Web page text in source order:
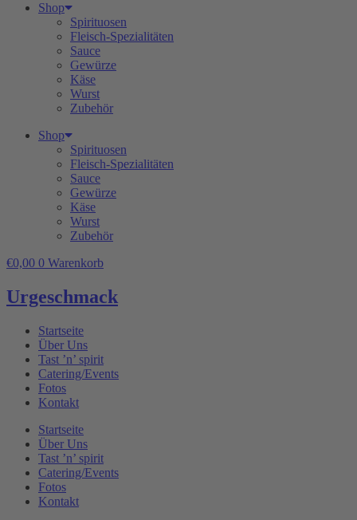
Shop
Spirituosen
Fleisch-Spezialitäten
Sauce
Gewürze
Käse
Wurst
Zubehör
Shop
Spirituosen
Fleisch-Spezialitäten
Sauce
Gewürze
Käse
Wurst
Zubehör
€0,00 0 Warenkorb
Urgeschmack
Startseite
Über Uns
Tast ’n’ spirit
Catering/Events
Fotos
Kontakt
Startseite
Über Uns
Tast ’n’ spirit
Catering/Events
Fotos
Kontakt